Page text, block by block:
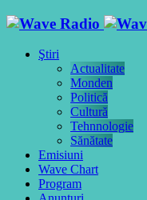
Ştiri
Actualitate
Monden
Politică
Cultură
Tehnnologie
Sănătate
Emisiuni
Wave Chart
Program